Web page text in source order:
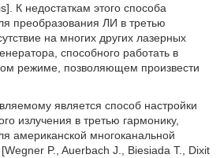
К недостаткам этого способа
преобразования ЛИ в третью
на многих других лазерных
способного работать в
режиме, позволяющем произвести
является способ настройки
излучения в третью гармонику,
американской многоканальной
P., Auerbach J., Biesiada Т., Dixit